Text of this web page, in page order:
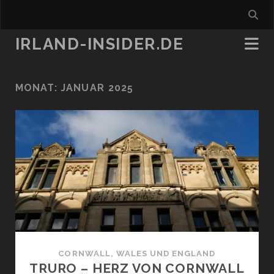
IRLAND-INSIDER.DE
MONAT: JANUAR 2025
CORNWALL, WALES UND ENGLAND
TRURO – HERZ VON CORNWALL